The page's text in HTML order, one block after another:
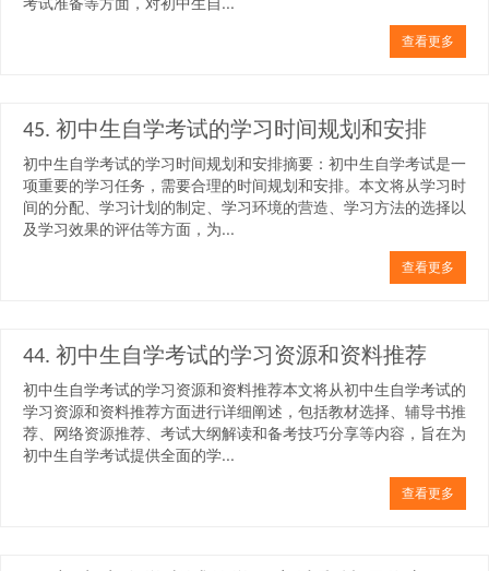
查看更多
45. 初中生自学考试的学习时间规划和安排
初中生自学考试的学习时间规划和安排摘要：初中生自学考试是一
项重要的学习任务，需要合理的时间规划和安排。本文将从学习时
间的分配、学习计划的制定、学习环境的营造、学习方法的选择以
及学习效果的评估等方面，为...
查看更多
44. 初中生自学考试的学习资源和资料推荐
初中生自学考试的学习资源和资料推荐本文将从初中生自学考试的
学习资源和资料推荐方面进行详细阐述，包括教材选择、辅导书推
荐、网络资源推荐、考试大纲解读和备考技巧分享等内容，旨在为
初中生自学考试提供全面的学...
查看更多